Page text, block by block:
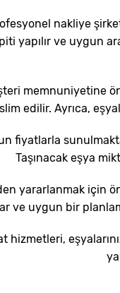
nakliye
yapılır ve uygun
memnuniyetine
edilir. Ayrıca,
fiyatlarla
Taşınacak eşya
yararlanmak için
ve uygun bir
hizmetleri,